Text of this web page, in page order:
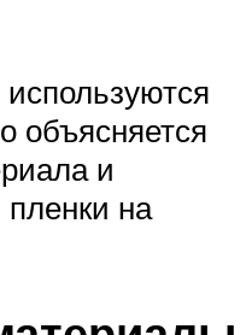
объясняется
и
на